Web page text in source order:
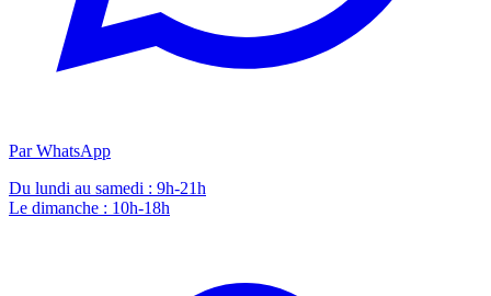
Par WhatsApp
Du lundi au samedi : 9h-21h
Le dimanche : 10h-18h